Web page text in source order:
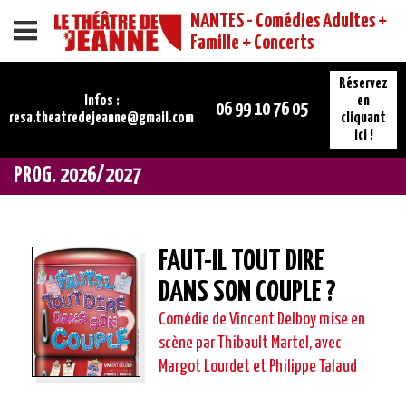
Menu
NANTES - Comédies Adultes +
Famille + Concerts
Infos :
resa.theatredejeanne@gmail.com
06 99 10 76 05
Réservez
en
cliquant
ici !
PROG. 2026/2027
FAUT-IL TOUT DIRE
DANS SON COUPLE ?
Comédie de Vincent Delboy mise en
scène par Thibault Martel, avec
Margot Lourdet et Philippe Talaud